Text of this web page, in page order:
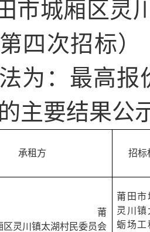
市城厢区灵
四次招标）
为： 最高报
主要结果公
承租方 招标
莆
区灵川镇太湖村民委员会
莆田市
灵川镇
蛎场工